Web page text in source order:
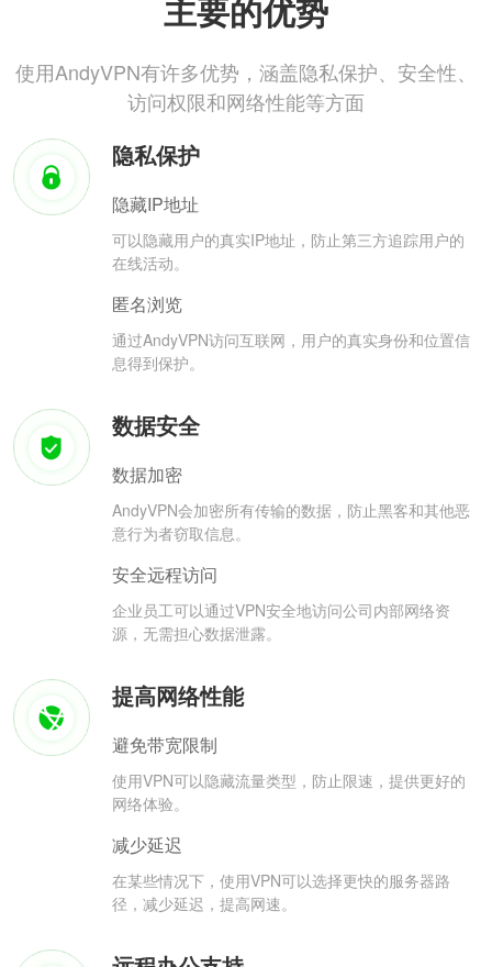
主要的优势
使用AndyVPN有许多优势，涵盖隐私保护、安全性、
访问权限和网络性能等方面
隐私保护
隐藏IP地址
可以隐藏用户的真实IP地址，防止第三方追踪用户的
在线活动。
匿名浏览
通过AndyVPN访问互联网，用户的真实身份和位置信
息得到保护。
数据安全
数据加密
AndyVPN会加密所有传输的数据，防止黑客和其他恶
意行为者窃取信息。
安全远程访问
企业员工可以通过VPN安全地访问公司内部网络资
源，无需担心数据泄露。
提高网络性能
避免带宽限制
使用VPN可以隐藏流量类型，防止限速，提供更好的
网络体验。
减少延迟
在某些情况下，使用VPN可以选择更快的服务器路
径，减少延迟，提高网速。